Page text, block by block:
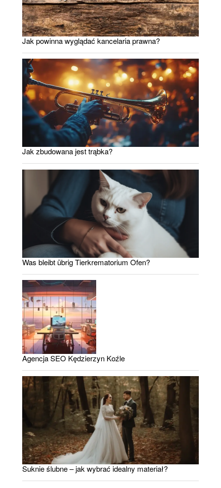
Jak powinna wyglądać kancelaria prawna?
Jak zbudowana jest trąbka?
Was bleibt übrig Tierkrematorium Ofen?
Agencja SEO Kędzierzyn Koźle
Suknie ślubne – jak wybrać idealny materiał?